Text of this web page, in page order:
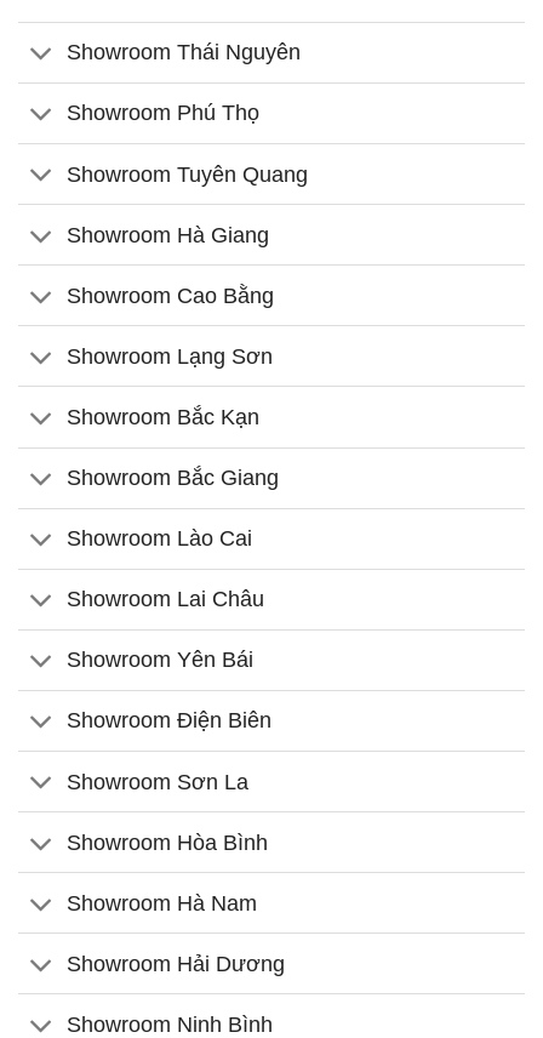
Showroom Thái Nguyên
Showroom Phú Thọ
Showroom Tuyên Quang
Showroom Hà Giang
Showroom Cao Bằng
Showroom Lạng Sơn
Showroom Bắc Kạn
Showroom Bắc Giang
Showroom Lào Cai
Showroom Lai Châu
Showroom Yên Bái
Showroom Điện Biên
Showroom Sơn La
Showroom Hòa Bình
Showroom Hà Nam
Showroom Hải Dương
Showroom Ninh Bình